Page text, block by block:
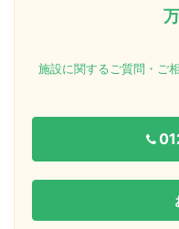
施設に関するご質問・ご